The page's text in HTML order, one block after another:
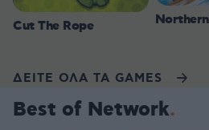
Cut The Rope
ΔΕΙΤΕ ΟΛΑ ΤΑ GAMES
Best of Network